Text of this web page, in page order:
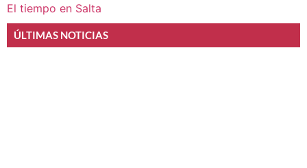
El tiempo en Salta
ÚLTIMAS NOTICIAS